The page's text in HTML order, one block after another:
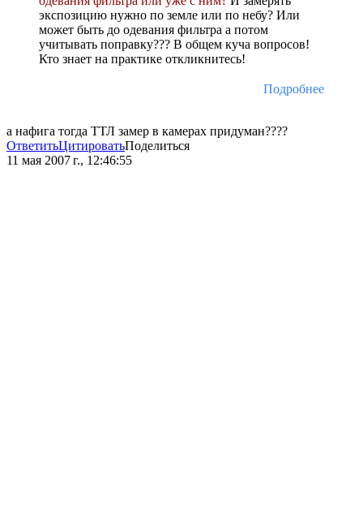
экспозицию нужно по земле или по небу? Или
может быть до одевания фильтра а потом
учитывать поправку??? В общем куча вопросов!
Кто знает на практике откликнитесь!
Подробнее
а нафига тогда ТТЛ замер в камерах придуман????
ОтветитьЦитироватьПоделиться
11 мая 2007 г., 12:46:55